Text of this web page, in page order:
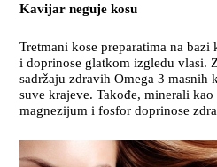
Kavijar neguje kosu
Tretmani kose preparatima na
i doprinose glatkom izgledu vlasi.
sadržaju zdravih Omega 3 masnih
suve krajeve. Takođe, minerali
magnezijum i fosfor doprinose